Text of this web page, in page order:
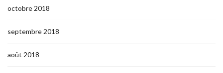
octobre 2018
septembre 2018
août 2018